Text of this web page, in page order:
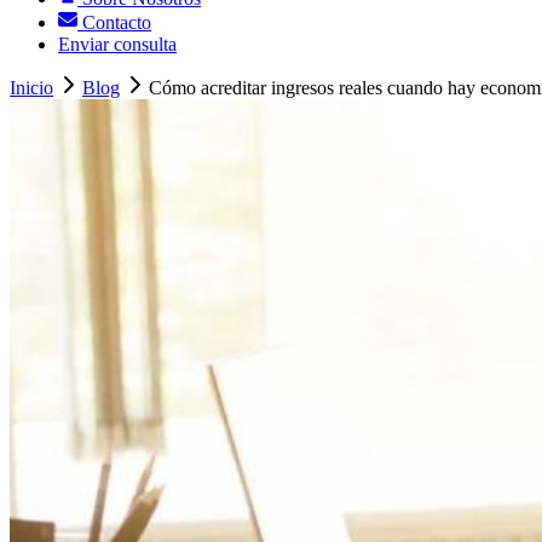
Contacto
Enviar consulta
Inicio Blog Cómo acreditar ingresos reales cuando hay